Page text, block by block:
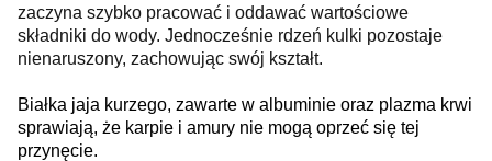
zaczyna szybko pracować i oddawać wartościowe
składniki do wody. Jednocześnie rdzeń kulki pozostaje
nienaruszony, zachowując swój kształt.
Białka jaja kurzego, zawarte w albuminie oraz plazma krwi
sprawiają, że karpie i amury nie mogą oprzeć się tej
przynęcie.